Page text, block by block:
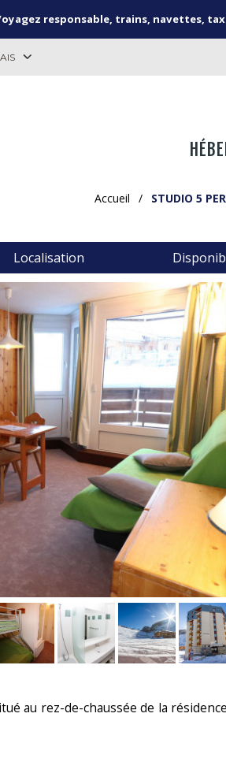
responsable, trains, navettes,
Accueil / STUDIO 5
Localisation
au rez-de-chaussée de la